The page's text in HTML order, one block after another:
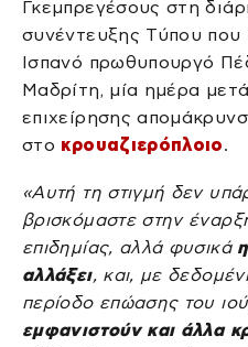
Γκεμπρεγέσους στη
συνέντευξης Τύπου
Ισπανό πρωθυπουργό
Μαδρίτη, μία ημέρα
επιχείρησης
στο κρουαζιερόπλοιο.
«Αυτή τη στιγμή δεν
βρισκόμαστε στην
επιδημίας, αλλά φυσικά
αλλάξει, και, με
περίοδο επώασης του
εμφανιστούν και άλλα